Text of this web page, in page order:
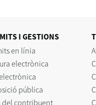
I GESTIONS
en línia
electrònica
pública
del contribuent